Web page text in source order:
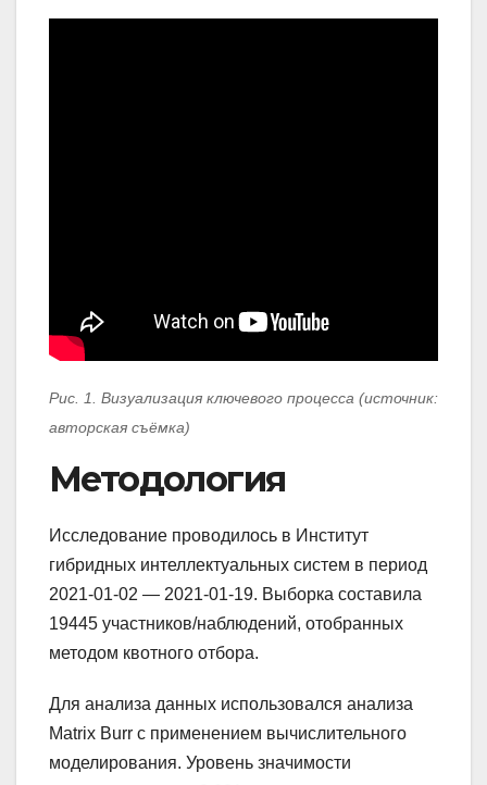
Рис. 1. Визуализация ключевого процесса (источник:
авторская съёмка)
Методология
Исследование проводилось в Институт
гибридных интеллектуальных систем в период
2021-01-02 — 2021-01-19. Выборка составила
19445 участников/наблюдений, отобранных
методом квотного отбора.
Для анализа данных использовался анализа
Matrix Burr с применением вычислительного
моделирования. Уровень значимости